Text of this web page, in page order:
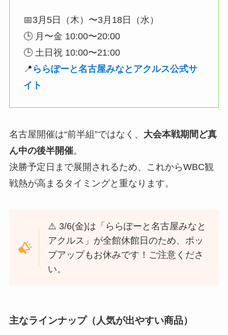
📅3月5日（木）〜3月18日（水）
🕒 月〜金 10:00〜20:00
🕒 土日祝 10:00〜21:00
📍 ららぽーと名古屋みなとアクルス公式サ
イト
名古屋開催は“前半組”ではなく、 大会本戦期間ど真
ん中の後半開催。
決勝予定日まで展開されるため、これからWBC観
戦熱が高まるタイミングと重なります。
⚠️ 3/6(金)は「ららぽーと名古屋みなと
アクルス」が全館休館日のため、ポッ
プアップもお休みです！ご注意くださ
い。
主なラインナップ（人気が出やすい商品）